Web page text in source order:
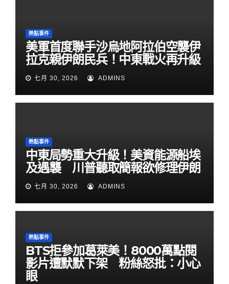
熱點事件
美軍首度聯手沙烏地阿拉伯空襲伊
拉克親伊朗民兵！中東戰火再升級
七月 30, 2026 ADMINS
熱點事件
中東局勢重大升級！美資能源船埃
及遇襲 川普聽取簡報欲修理伊朗
七月 30, 2026 ADMINS
熱點事件
BTS拒參加葛萊美！8000萬點閱
影片遭默默下架 粉絲怒批：小心
眼